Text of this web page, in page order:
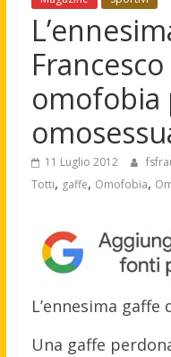
omofobia
11 Luglio 2012
Totti, gaffe, Omofobia,
L’ennesima
Una gaffe